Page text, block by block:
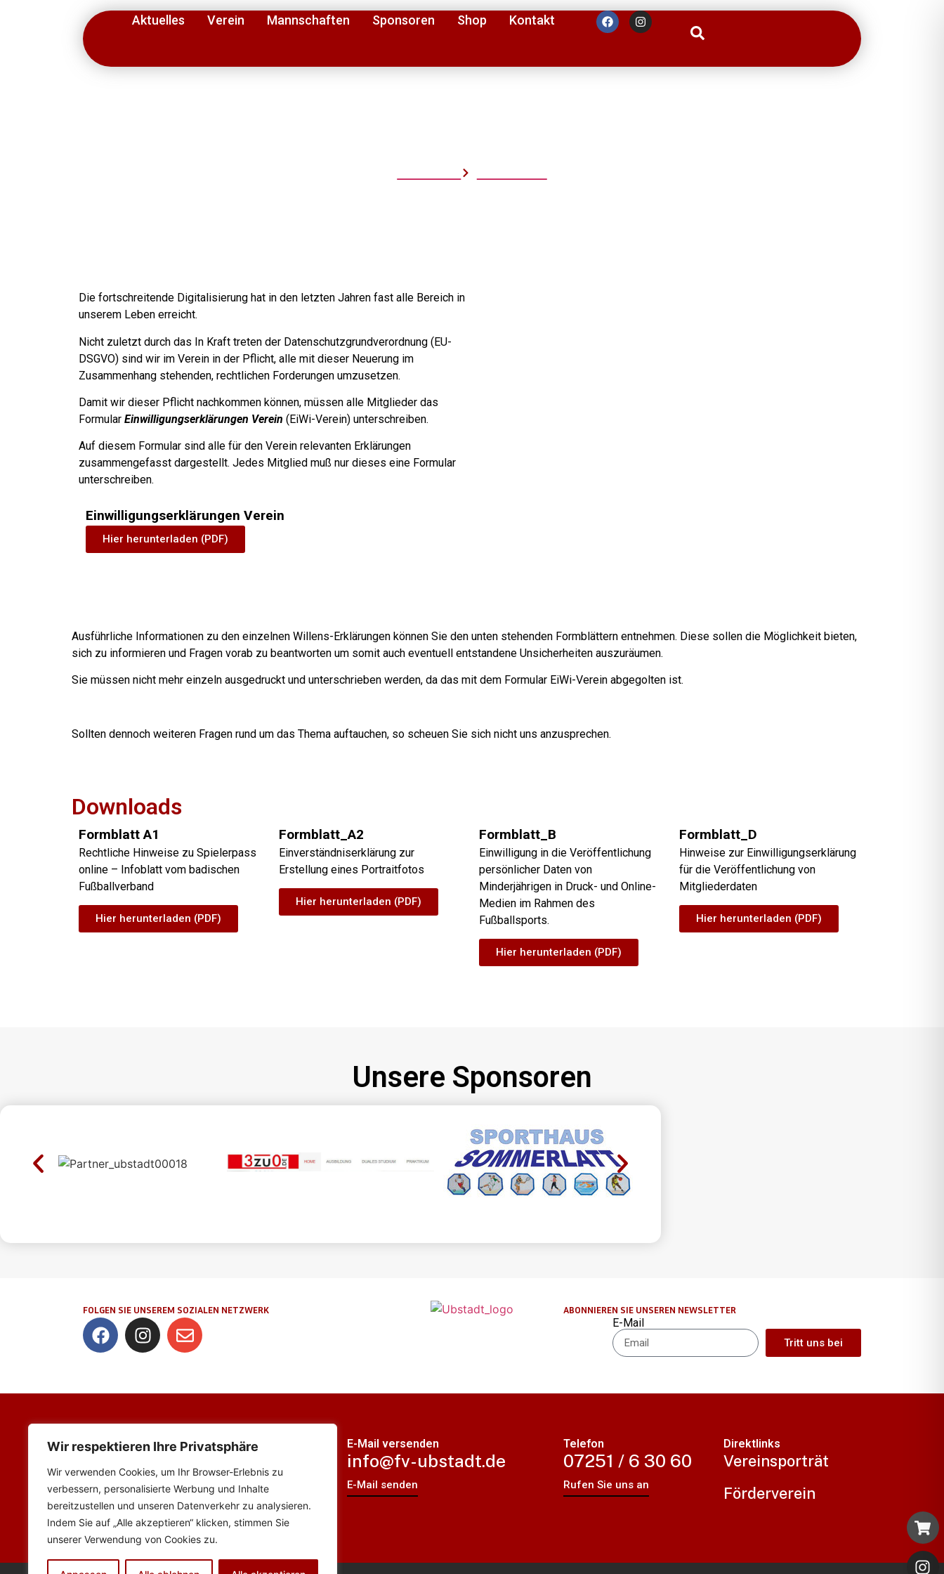
Wir respektieren Ihre Privatsphäre
Wir verwenden Cookies, um Ihr Browser-Erlebnis zu
verbessern, personalisierte Werbung und Inhalte
bereitzustellen und unseren Datenverkehr zu analysieren.
Indem Sie auf „Alle akzeptieren“ klicken, stimmen Sie
unserer Verwendung von Cookies zu.
Aktuelles Verein Mannschaften Sponsoren Shop Kontakt
Suchen
Die fortschreitende Digitalisierung hat in den letzten Jahren fast alle Bereich in
unserem Leben erreicht.
Nicht zuletzt durch das In Kraft treten der Datenschutzgrundverordnung (EU-
DSGVO) sind wir im Verein in der Pflicht, alle mit dieser Neuerung im
Zusammenhang stehenden, rechtlichen Forderungen umzusetzen.
Damit wir dieser Pflicht nachkommen können, müssen alle Mitglieder das
Formular Einwilligungserklärungen Verein (EiWi-Verein) unterschreiben.
Auf diesem Formular sind alle für den Verein relevanten Erklärungen
zusammengefasst dargestellt. Jedes Mitglied muß nur dieses eine Formular
unterschreiben.
Einwilligungserklärungen Verein
Hier herunterladen (PDF)
Ausführliche Informationen zu den einzelnen Willens-Erklärungen können Sie den unten stehenden Formblättern entnehmen. Diese sollen die Möglichkeit bieten,
sich zu informieren und Fragen vorab zu beantworten um somit auch eventuell entstandene Unsicherheiten auszuräumen.
Sie müssen nicht mehr einzeln ausgedruckt und unterschrieben werden, da das mit dem Formular EiWi-Verein abgegolten ist.
Sollten dennoch weiteren Fragen rund um das Thema auftauchen, so scheuen Sie sich nicht uns anzusprechen.
Downloads
Formblatt A1
Rechtliche Hinweise zu Spielerpass
online – Infoblatt vom badischen
Fußballverband
Hier herunterladen (PDF)
Formblatt_A2
Einverständniserklärung zur
Erstellung eines Portraitfotos
Hier herunterladen (PDF)
Formblatt_B
Einwilligung in die Veröffentlichung
persönlicher Daten von
Minderjährigen in Druck- und Online-
Medien im Rahmen des
Fußballsports.
Hier herunterladen (PDF)
Formblatt_D
Hinweise zur Einwilligungserklärung
für die Veröffentlichung von
Mitgliederdaten
Hier herunterladen (PDF)
Unsere Sponsoren
FOLGEN SIE UNSEREM SOZIALEN NETZWERK ABONNIEREN SIE UNSEREN NEWSLETTER
E-Mail
Tritt uns bei
Adresse
FV Viktoria 1927 Ubstadt e.V.
Kolpingstraße 26
76698 Ubstadt-Weiher
E-Mail versenden
info@fv-ubstadt.de
E-Mail senden
Telefon
07251 / 6 30 60
Rufen Sie uns an
Direktlinks
Vereinsporträt
Förderverein